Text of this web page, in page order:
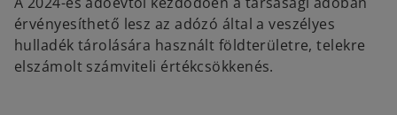
érvényesíthető lesz az adózó által a veszélyes
hulladék tárolására használt földterületre, telekre
elszámolt számviteli értékcsökkenés.